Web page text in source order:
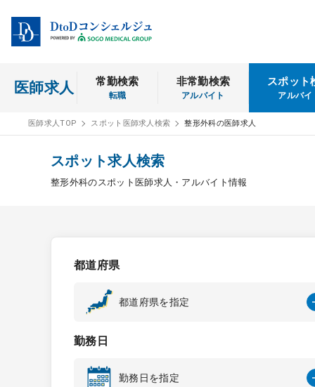
医師求人 常勤検索
転職
非常勤検索
アルバイト
スポット
アルバイ
医師求人TOP スポット医師求人検索 整形外科の医師求人
スポット求人検索
整形外科のスポット医師求人・アルバイト情報
都道府県
都道府県を指定
勤務日
勤務日を指定